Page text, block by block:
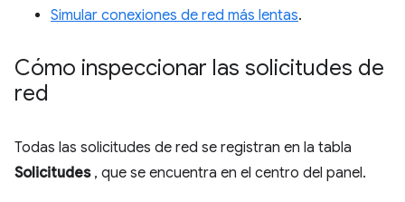
Simular conexiones de red más lentas.
Cómo inspeccionar las solicitudes de
red
Todas las solicitudes de red se registran en la tabla
Solicitudes, que se encuentra en el centro del panel.